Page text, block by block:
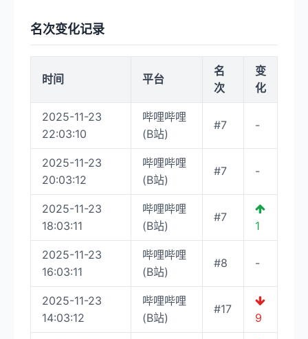
名次变化记录
时间 平台
名
次
变
化
2025-11-23
22:03:10
哔哩哔哩
(B站)
#7 -
2025-11-23
20:03:12
哔哩哔哩
(B站)
#7 -
2025-11-23
18:03:11
哔哩哔哩
(B站)
#7
1
2025-11-23
16:03:11
哔哩哔哩
(B站)
#8 -
2025-11-23
14:03:12
哔哩哔哩
(B站)
#17
9